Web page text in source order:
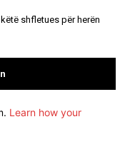
shfletues për herën
Learn how your